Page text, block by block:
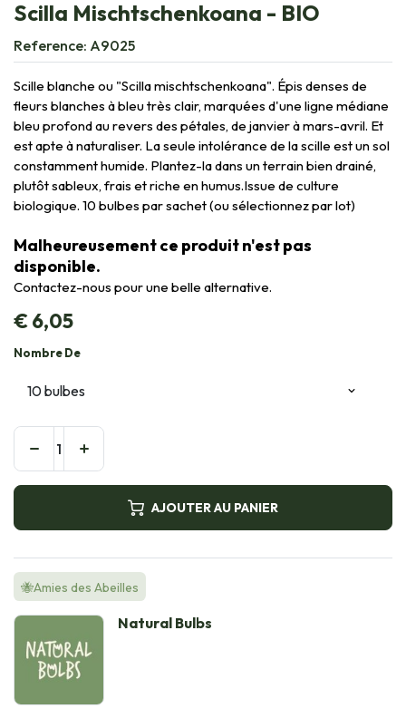
Scilla Mischtschenkoana - BIO
Reference: A9025
Scille blanche ou "Scilla mischtschenkoana". Épis denses de
fleurs blanches à bleu très clair, marquées d'une ligne médiane
bleu profond au revers des pétales, de janvier à mars-avril. Et
est apte à naturaliser. La seule intolérance de la scille est un sol
constamment humide. Plantez-la dans un terrain bien drainé,
plutôt sableux, frais et riche en humus.Issue de culture
biologique. 10 bulbes par sachet (ou sélectionnez par lot)
Malheureusement ce produit n'est pas
disponible.
Contactez-nous pour une belle alternative.
€6,05
Nombre De
AJOUTER AU PANIER
🐝Amies des Abeilles
Natural Bulbs